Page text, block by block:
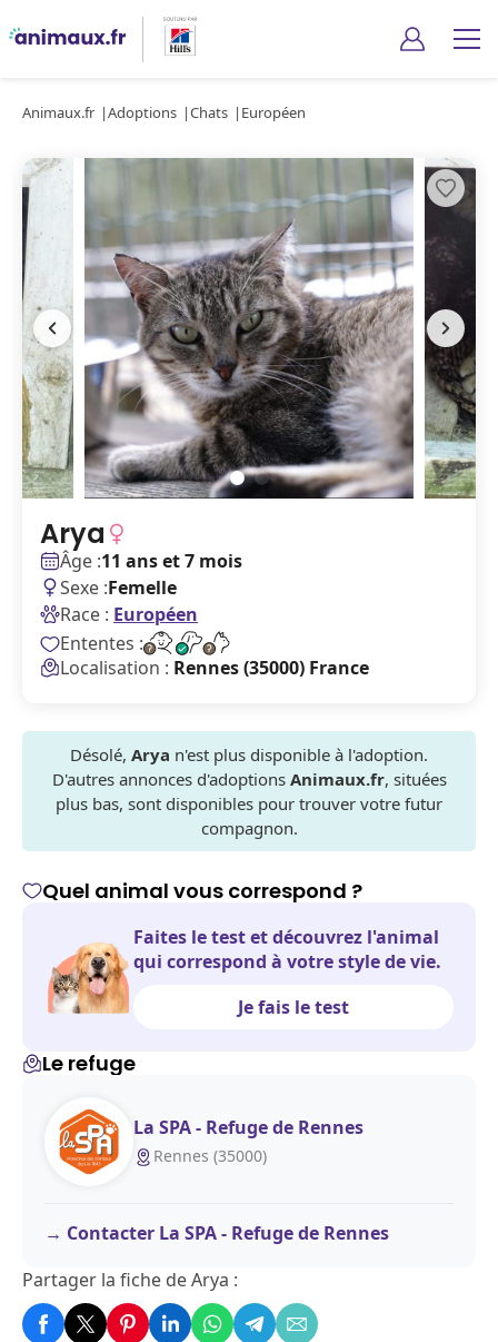
Animaux.fr Adoptions Chats Européen
Arya
Âge :11 ans et 7 mois
Sexe :Femelle
Race : Européen
Ententes :
Localisation : Rennes (35000) France
Désolé, Arya n'est plus disponible à l'adoption.
D'autres annonces d'adoptions Animaux.fr, situées
plus bas, sont disponibles pour trouver votre futur
compagnon.
Quel animal vous correspond ?
Faites le test et découvrez l'animal
qui correspond à votre style de vie.
Je fais le test
Le refuge
La SPA - Refuge de Rennes
Rennes (35000)
Contacter La SPA - Refuge de Rennes
Partager la fiche de Arya :